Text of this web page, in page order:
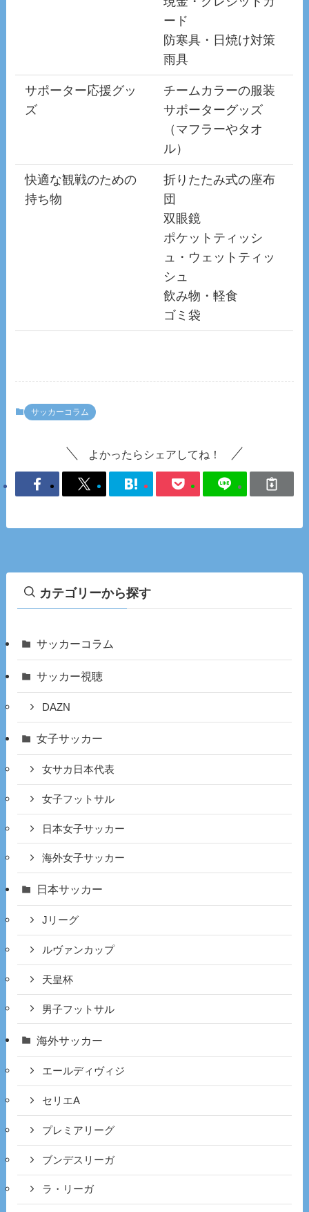
ード
防寒具・日焼け対策
雨具
サポーター応援グッ
ズ
チームカラーの服装
サポーターグッズ
（マフラーやタオ
ル）
快適な観戦のための
持ち物
折りたたみ式の座布
団
双眼鏡
ポケットティッシ
ュ・ウェットティッ
シュ
飲み物・軽食
ゴミ袋
サッカーコラム
よかったらシェアしてね！
カテゴリーから探す
サッカーコラム
サッカー視聴
DAZN
女子サッカー
女サカ日本代表
女子フットサル
日本女子サッカー
海外女子サッカー
日本サッカー
Jリーグ
ルヴァンカップ
天皇杯
男子フットサル
海外サッカー
エールディヴィジ
セリエA
プレミアリーグ
ブンデスリーガ
ラ・リーガ